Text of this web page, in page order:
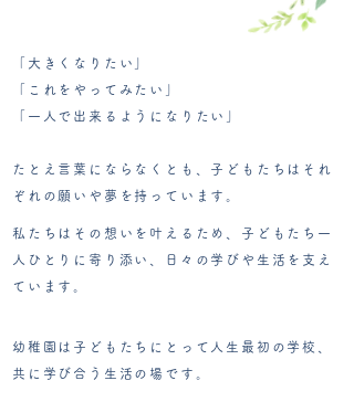
「大きくなりたい」
「これをやってみたい」
「一人で出来るようになりたい」
たとえ言葉にならなくとも、 子どもたちはそれ
ぞれの願いや夢を持っています。
私たちはその想いを叶えるため、子どもたち一
人ひとりに寄り添い、日々の学びや生活を支え
ています。
幼稚園は子どもたちにとって人生最初の学校、
共に学び合う生活の場です。